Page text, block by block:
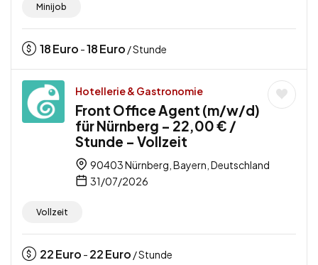
Minijob
18Euro -18Euro / Stunde
Hotellerie & Gastronomie
Front Office Agent (m/w/d)
für Nürnberg – 22,00 € /
Stunde – Vollzeit
90403 Nürnberg, Bayern, Deutschland
31/07/2026
Vollzeit
22Euro - 22Euro / Stunde